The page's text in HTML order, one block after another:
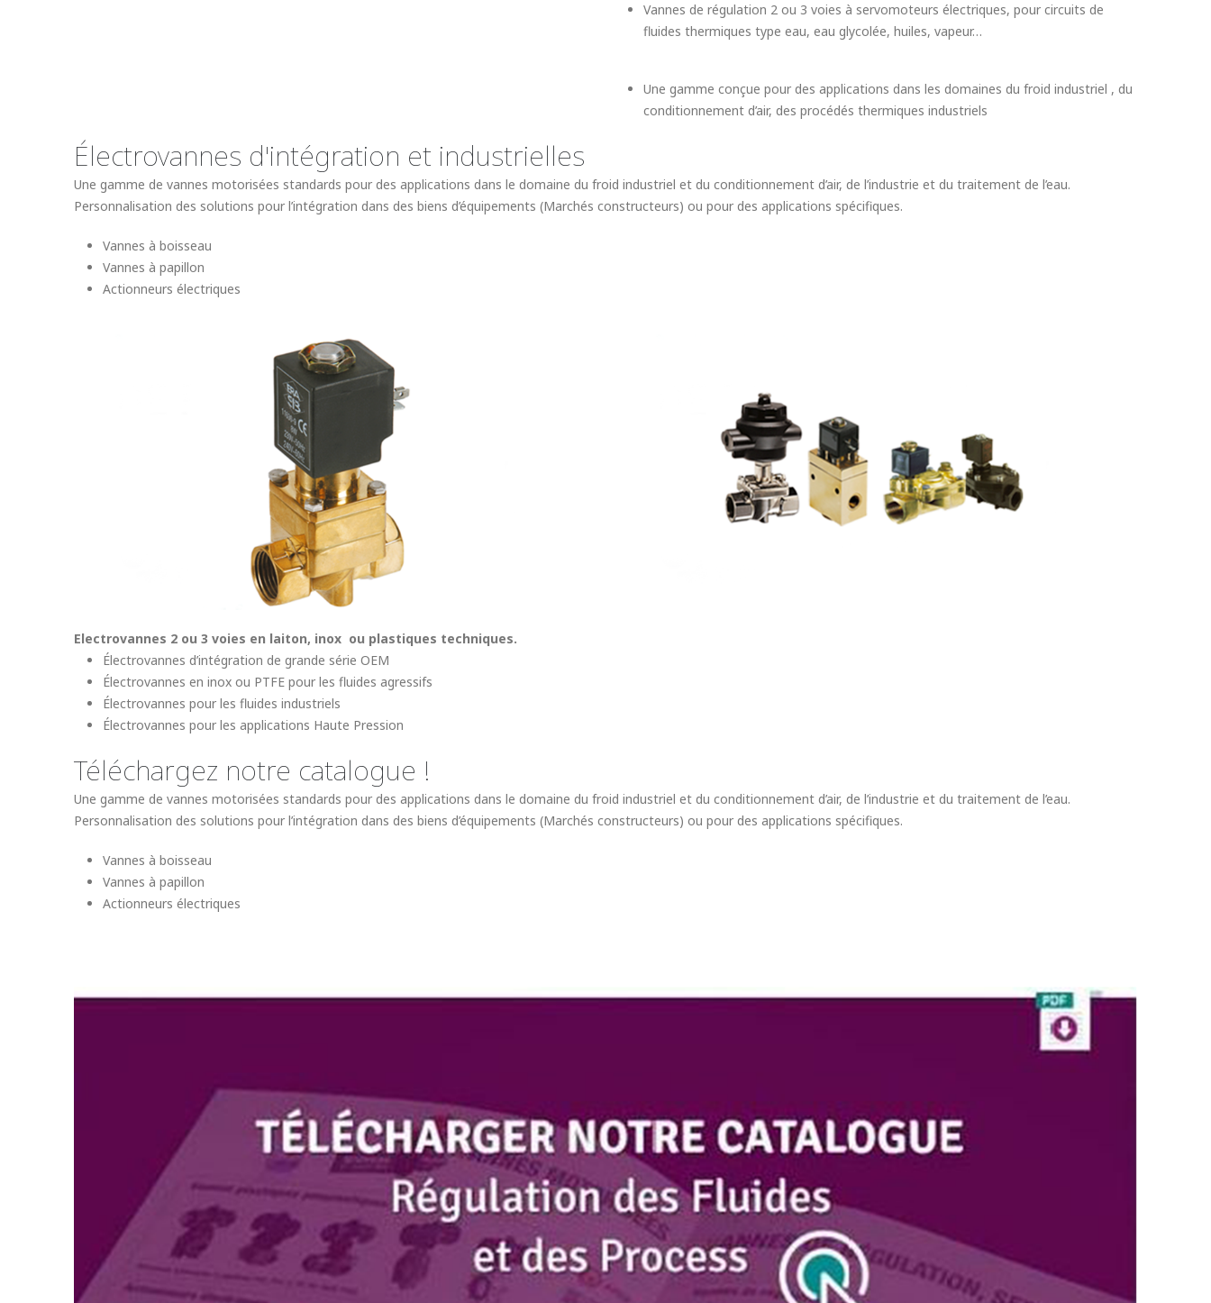
Vannes de régulation 2 ou 3 voies à servomoteurs électriques, pour circuits de
fluides thermiques type eau, eau glycolée, huiles, vapeur…
Une gamme conçue pour des applications dans les domaines du froid industriel , du
conditionnement d’air, des procédés thermiques industriels
Électrovannes d'intégration et industrielles
Une gamme de vannes motorisées standards pour des applications dans le domaine du froid industriel et du conditionnement d’air, de l’industrie et du traitement de l’eau.
Personnalisation des solutions pour l’intégration dans des biens d’équipements (Marchés constructeurs) ou pour des applications spécifiques.
Vannes à boisseau
Vannes à papillon
Actionneurs électriques
Electrovannes 2 ou 3 voies en laiton, inox ou plastiques techniques.
Électrovannes d’intégration de grande série OEM
Électrovannes en inox ou PTFE pour les fluides agressifs
Électrovannes pour les fluides industriels
Électrovannes pour les applications Haute Pression
Téléchargez notre catalogue !
Une gamme de vannes motorisées standards pour des applications dans le domaine du froid industriel et du conditionnement d’air, de l’industrie et du traitement de l’eau.
Personnalisation des solutions pour l’intégration dans des biens d’équipements (Marchés constructeurs) ou pour des applications spécifiques.
Vannes à boisseau
Vannes à papillon
Actionneurs électriques